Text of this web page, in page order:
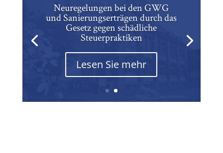
Neuregelungen bei den GWG
und Sanierungserträgen durch das
Gesetz gegen schädliche
Steuerpraktiken
Lesen Sie mehr